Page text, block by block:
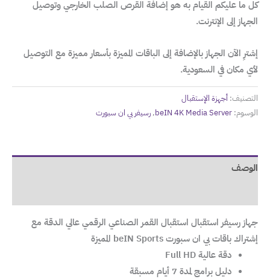
كل ما عليكم القيام به هو إضافة القرص الصلب الخارجي وتوصيل
الجهاز إلى الإنترنت.
إشترِ الآن الجهاز بالإضافة إلى الباقات المميزة بأسعار مميزة مع التوصيل
لأي مكان في السعودية.
التصنيف: أجهزة الإستقبال
الوسوم: beIN 4K Media Server
, رسيفر بي ان سبورت
الوصف
جهاز رسيفر استقبال استقبال القمر الصناعي الرقمي عالي الدقة مع
إشتراك باقات بي ان سبورت beIN Sports المميزة
دقة عالية Full HD
دليل برامج لمدة 7 أيام مسبقة